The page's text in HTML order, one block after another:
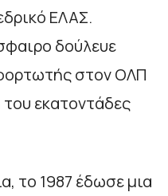
ΕΛΑΣ.
δούλευε
στον ΟΛΠ
εκατοντάδες
το 1987 έδωσε µια